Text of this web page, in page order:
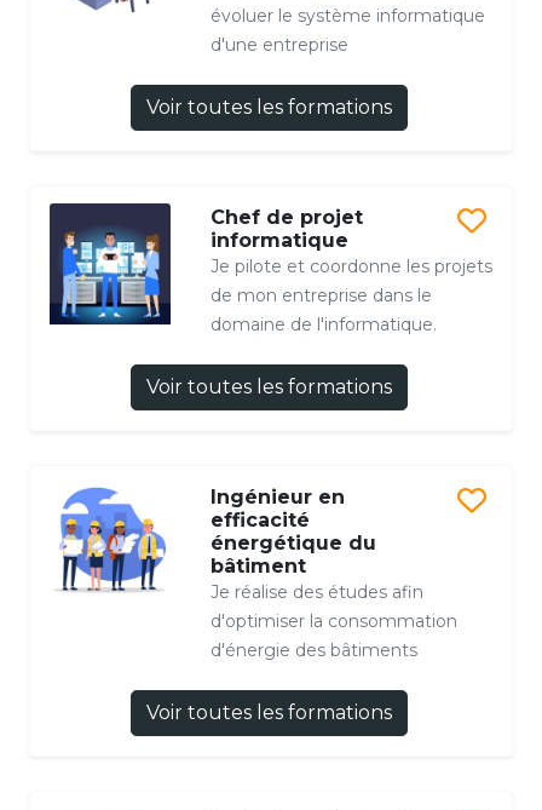
évoluer le système informatique
d'une entreprise
Voir toutes les formations
Chef de projet
informatique
Je pilote et coordonne les projets
de mon entreprise dans le
domaine de l'informatique.
Voir toutes les formations
Ingénieur en
efficacité
énergétique du
bâtiment
Je réalise des études afin
d'optimiser la consommation
d'énergie des bâtiments
Voir toutes les formations